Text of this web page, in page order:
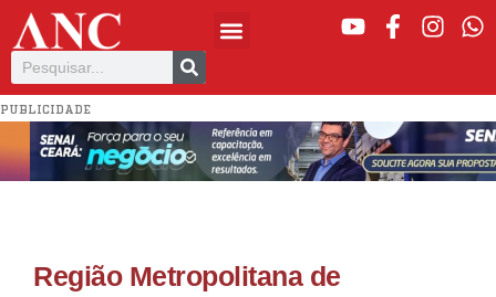
PUBLICIDADE
Região Metropolitana de